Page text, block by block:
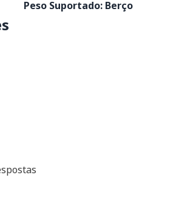
Peso Suportado: Berço